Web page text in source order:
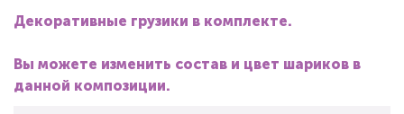
Декоративные грузики в комплекте.
Вы можете изменить состав и цвет шариков в
данной композиции.